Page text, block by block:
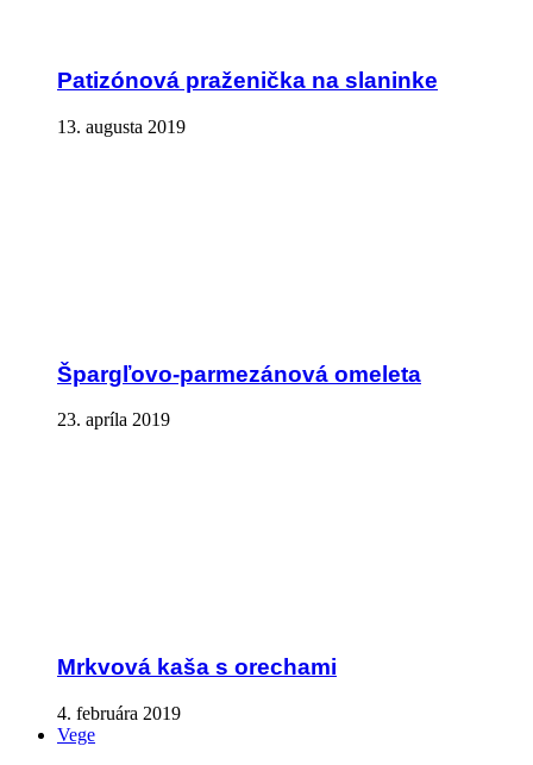
Patizónová praženička na slaninke
13. augusta 2019
Špargľovo-parmezánová omeleta
23. apríla 2019
Mrkvová kaša s orechami
4. februára 2019
Vege